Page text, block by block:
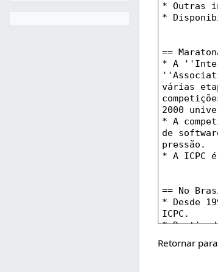
Retornar para